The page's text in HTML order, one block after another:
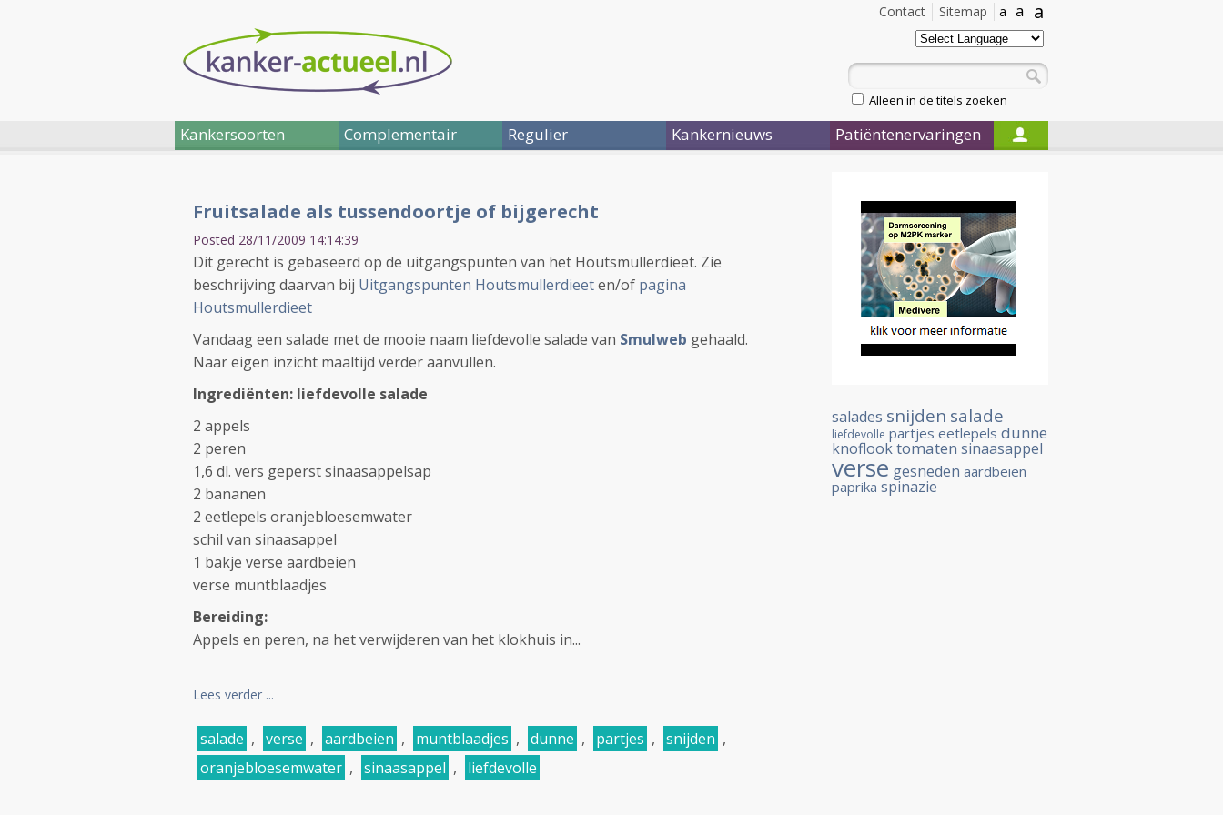
a
a
a
Sitemap
Contact
Alleen in de titels zoeken
Kankersoorten Complementair Regulier Kankernieuws Patiëntenervaringen
Fruitsalade als tussendoortje of bijgerecht
Posted 28/11/2009 14:14:39
Dit gerecht is gebaseerd op de uitgangspunten van het Houtsmullerdieet. Zie
beschrijving daarvan bij Uitgangspunten Houtsmullerdieeten/of pagina
Houtsmullerdieet
Vandaag een salade met de mooie naam liefdevolle salade van Smulweb gehaald.
Naar eigen inzicht maaltijd verder aanvullen.
Ingrediënten: liefdevolle salade
2 appels
2 peren
1,6 dl. vers geperst sinaasappelsap
2 bananen
2 eetlepels oranjebloesemwater
schil van sinaasappel
1 bakje verse aardbeien
verse muntblaadjes
Bereiding:
Appels en peren, na het verwijderen van het klokhuis in...
Lees verder ...
salade , verse , aardbeien , muntblaadjes , dunne , partjes , snijden ,
oranjebloesemwater , sinaasappel , liefdevolle
salades snijden salade
liefdevolle partjes eetlepels dunne
knoflooktomaten sinaasappel
verse gesneden aardbeien
paprika spinazie